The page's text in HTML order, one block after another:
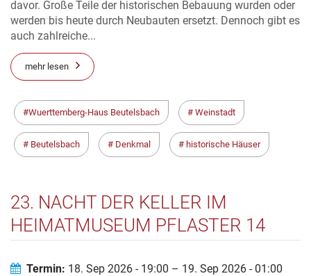
davor. Große Teile der historischen Bebauung wurden oder
werden bis heute durch Neubauten ersetzt. Dennoch gibt es
auch zahlreiche...
mehr lesen
Wuerttemberg-Haus Beutelsbach Weinstadt
Beutelsbach Denkmal historische Häuser
23. NACHT DER KELLER IM
HEIMATMUSEUM PFLASTER 14
Termin: 18. Sep 2026 - 19:00 – 19. Sep 2026 - 01:00